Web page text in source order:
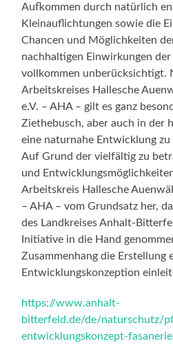
Aufkommen durch natürlich
Kleinauflichtungen sowie die
Chancen und Möglichkeiten
nachhaltigen Einwirkungen
vollkommen unberücksichtigt.
Arbeitskreises Hallesche
e.V. – AHA – gilt es ganz
Ziethebusch, aber auch in der
eine naturnahe Entwicklung
Auf Grund der vielfältig zu
und
Arbeitskreis Hallesche
– AHA – vom Grundsatz her,
des Landkreises Anhalt-
Initiative in die Hand
Zusammenhang die Erstellung
Entwicklungskonzeption
https://www.anhalt-
bitterfeld.de/de/naturschutz/
entwicklungskonzept-